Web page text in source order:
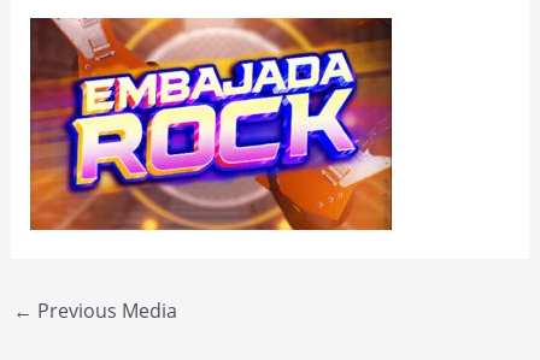
Post
← Previous Media